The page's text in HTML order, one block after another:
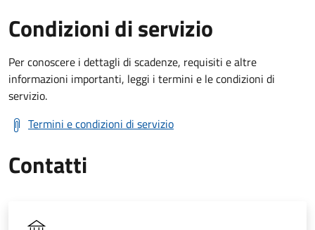
Condizioni di servizio
Per conoscere i dettagli di scadenze, requisiti e altre
informazioni importanti, leggi i termini e le condizioni di
servizio.
Termini e condizioni di servizio
Contatti